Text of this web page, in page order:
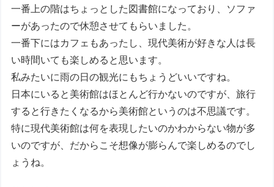
一番上の階はちょっとした図書館になっており、ソファ
ーがあったので休憩させてもらいました。
一番下にはカフェもあったし、現代美術が好きな人は長
い時間いても楽しめると思います。
私みたいに雨の日の観光にもちょうどいいですね。
日本にいると美術館はほとんど行かないのですが、旅行
すると行きたくなるから美術館というのは不思議です。
特に現代美術館は何を表現したいのかわからない物が多
いのですが、だからこそ想像が膨らんで楽しめるのでし
ょうね。